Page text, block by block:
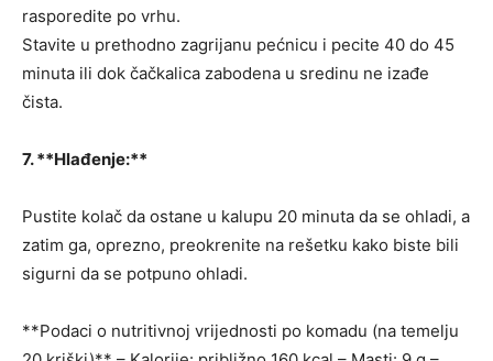
rasporedite po vrhu.
Stavite u prethodno zagrijanu pećnicu i pecite 40 do 45
minuta ili dok čačkalica zabodena u sredinu ne izađe
čista.
7. **Hlađenje:**
Pustite kolač da ostane u kalupu 20 minuta da se ohladi, a
zatim ga, oprezno, preokrenite na rešetku kako biste bili
sigurni da se potpuno ohladi.
**Podaci o nutritivnoj vrijednosti po komadu (na temelju